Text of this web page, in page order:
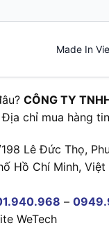
Made In
CÔNG TY
Địa chỉ mua hàng
Lê Đức Thọ,
Hồ Chí Minh, Việt
–
WeTech